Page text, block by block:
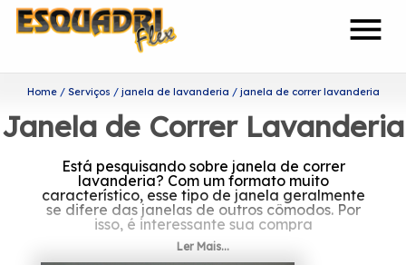
menu
Home Serviços janela de lavanderia janela de correr lavanderia
Janela de Correr Lavanderia
Está pesquisando sobre janela de correr
lavanderia? Com um formato muito
característico, esse tipo de janela geralmente
se difere das janelas de outros cômodos. Por
isso, é interessante sua compra
separadamente.
Ler Mais...